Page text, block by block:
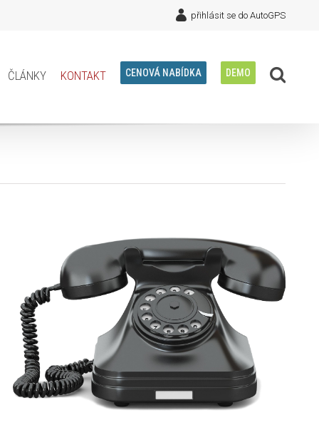
přihlásit se do AutoGPS
články kontakt CENOVÁ NABÍDKA DEMO